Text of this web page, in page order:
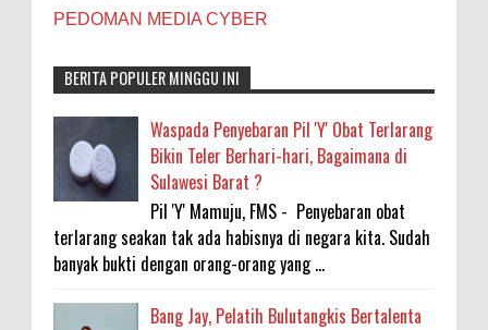
PEDOMAN MEDIA CYBER
BERITA POPULER MINGGU INI
Waspada Penyebaran Pil 'Y' Obat Terlarang
Bikin Teler Berhari-hari, Bagaimana di
Sulawesi Barat ?
Pil 'Y' Mamuju, FMS - Penyebaran obat
terlarang seakan tak ada habisnya di negara kita. Sudah
banyak bukti dengan orang-orang yang ...
Bang Jay, Pelatih Bulutangkis Bertalenta